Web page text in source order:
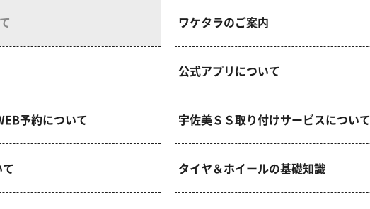
ワケタラのご案内
公式アプリについて
予約について 宇佐美ＳＳ取り付けサービスについて
タイヤ＆ホイールの基礎知識